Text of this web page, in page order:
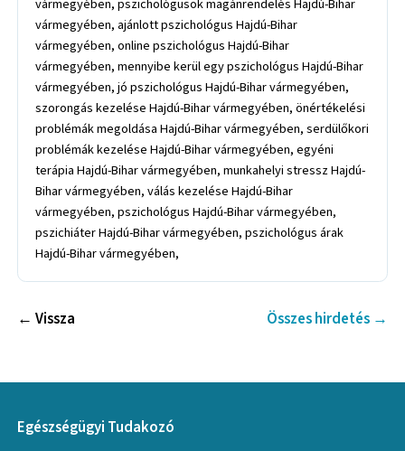
← Vissza Összes hirdetés →
Egészségügyi Tudakozó